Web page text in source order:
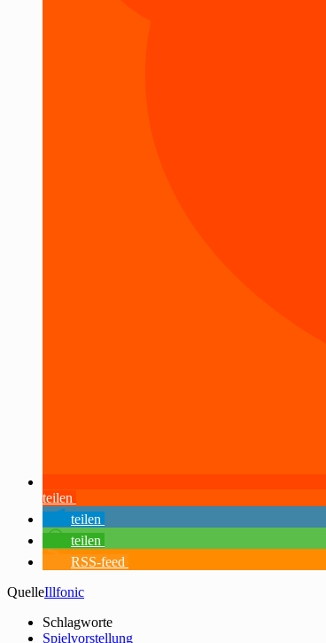
teilen
teilen
teilen
RSS-feed
QuelleIllfonic
Schlagworte
Spielvorstellung